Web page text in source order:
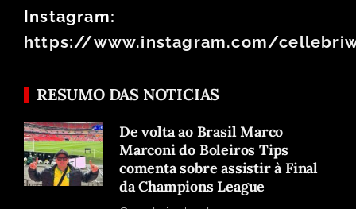
Instagram:
https://www.instagram.com/
RESUMO DAS NOTICIAS
De volta ao Brasil Marco
Marconi do Boleiros Tips
comenta sobre assistir à Final
da Champions League